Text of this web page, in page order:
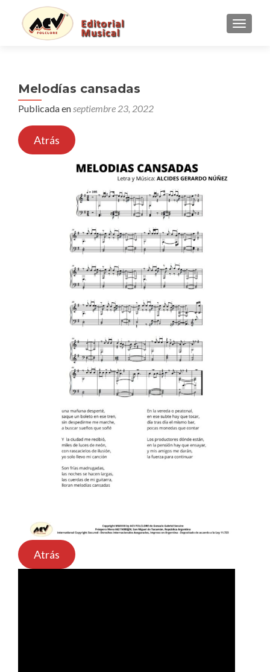
Melodías cansadas
Publicada enseptiembre 23, 2022
Atrás
Atrás